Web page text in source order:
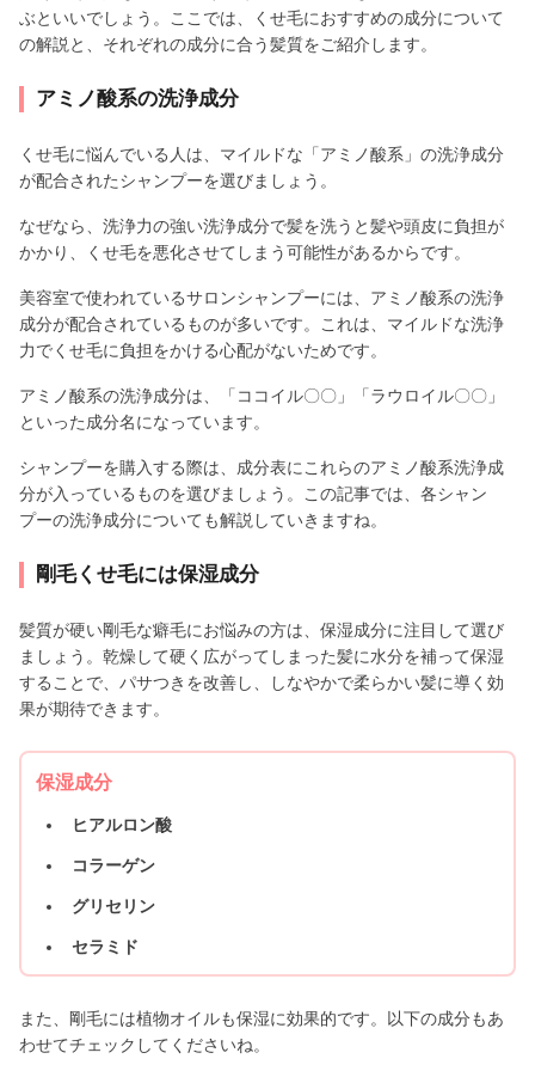
ぶといいでしょう。ここでは、くせ毛におすすめの成分について
の解説と、それぞれの成分に合う髪質をご紹介します。
アミノ酸系の洗浄成分
くせ毛に悩んでいる人は、マイルドな「アミノ酸系」の洗浄成分
が配合されたシャンプーを選びましょう。
なぜなら、洗浄力の強い洗浄成分で髪を洗うと髪や頭皮に負担が
かかり、くせ毛を悪化させてしまう可能性があるからです。
美容室で使われているサロンシャンプーには、アミノ酸系の洗浄
成分が配合されているものが多いです。これは、マイルドな洗浄
力でくせ毛に負担をかける心配がないためです。
アミノ酸系の洗浄成分は、「ココイル〇〇」「ラウロイル〇〇」
といった成分名になっています。
シャンプーを購入する際は、成分表にこれらのアミノ酸系洗浄成
分が入っているものを選びましょう。この記事では、各シャン
プーの洗浄成分についても解説していきますね。
剛毛くせ毛には保湿成分
髪質が硬い剛毛な癖毛にお悩みの方は、保湿成分に注目して選び
ましょう。乾燥して硬く広がってしまった髪に水分を補って保湿
することで、パサつきを改善し、しなやかで柔らかい髪に導く効
果が期待できます。
保湿成分
ヒアルロン酸
コラーゲン
グリセリン
セラミド
また、剛毛には植物オイルも保湿に効果的です。以下の成分もあ
わせてチェックしてくださいね。